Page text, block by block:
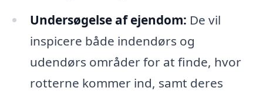
Undersøgelse af ejendom: De vil
inspicere både indendørs og
udendørs områder for at finde, hvor
rotterne kommer ind, samt deres